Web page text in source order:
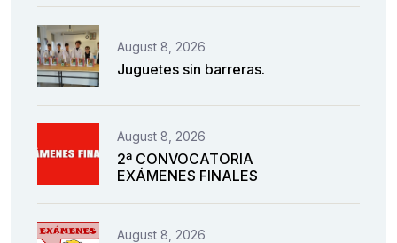
August 8, 2026
Juguetes sin barreras.
August 8, 2026
2ª CONVOCATORIA
EXÁMENES FINALES
August 8, 2026